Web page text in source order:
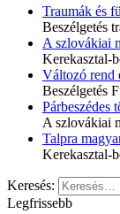
Traumák és
Beszélgetés
A szlovákiai
Kerekasztal-
Változó rend
Beszélgetés
Párbeszédes
A szlovákiai
Talpra
Kerekasztal-
Keresés:
Legfrissebb